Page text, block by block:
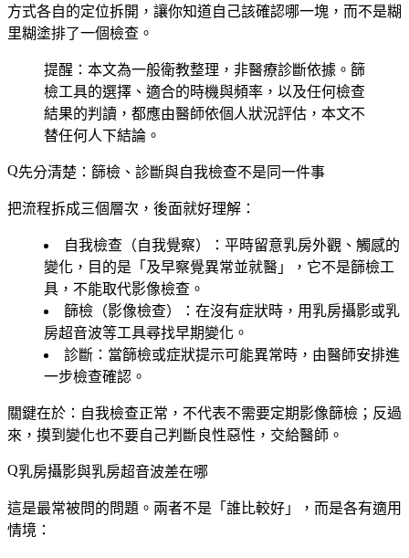
方式各自的定位拆開，讓你知道自己該確認哪一塊，而不是糊
里糊塗排了一個檢查。
提醒：本文為一般衛教整理，非醫療診斷依據。篩
檢工具的選擇、適合的時機與頻率，以及任何檢查
結果的判讀，都應由醫師依個人狀況評估，本文不
替任何人下結論。
先分清楚：篩檢、診斷與自我檢查不是同一件事
把流程拆成三個層次，後面就好理解：
自我檢查（自我覺察）
：平時留意乳房外觀、觸感的
變化，目的是「及早察覺異常並就醫」，它不是篩檢工
具，不能取代影像檢查。
篩檢（影像檢查）
：在沒有症狀時，用乳房攝影或乳
房超音波等工具尋找早期變化。
診斷 ：當篩檢或症狀提示可能異常時，由醫師安排進
一步檢查確認。
關鍵在於： 自我檢查正常，不代表不需要定期影像篩檢 ；反過
來，摸到變化也不要自己判斷良性惡性，交給醫師。
乳房攝影與乳房超音波差在哪
這是最常被問的問題。兩者不是「誰比較好」，而是各有適用
情境：